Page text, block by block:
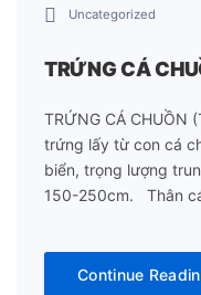
Uncategorized
TRỨNG CÁ
TRỨNG CÁ CHUỒN
trứng lấy từ con cá
biển, trọng lượng
150-250cm. Thân
Continue